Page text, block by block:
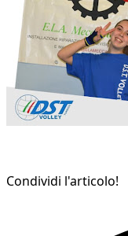
Condividi l'articolo!